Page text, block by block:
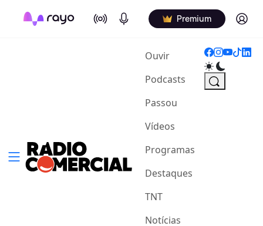
On Air Podcasts Premium Log in
Ouvir(current)
Podcasts
Passou
Vídeos
Programas
Destaques
TNT
Notícias